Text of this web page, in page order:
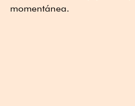
momentánea.